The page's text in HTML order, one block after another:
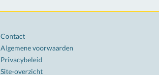
Contact
Algemene voorwaarden
Privacybeleid
Site-overzicht